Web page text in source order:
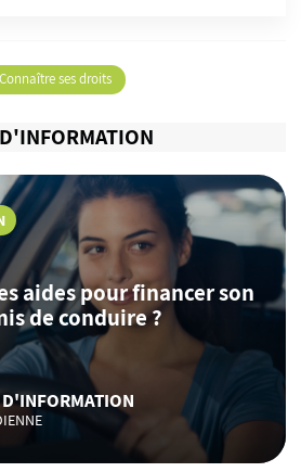
Connaître ses droits
aides pour financer son
de conduire ?
D'INFORMATION